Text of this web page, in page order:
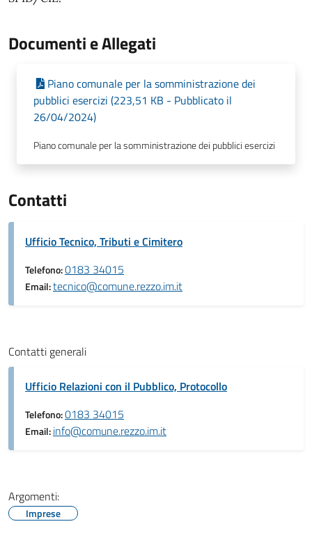
Documenti e Allegati
Piano comunale per la somministrazione dei
pubblici esercizi (223,51 KB - Pubblicato il
26/04/2024)
Piano comunale per la somministrazione dei pubblici esercizi
Contatti
Ufficio Tecnico, Tributi e Cimitero
Telefono:0183 34015
Email:tecnico@comune.rezzo.im.it
Contatti generali
Ufficio Relazioni con il Pubblico, Protocollo
Telefono:0183 34015
Email:info@comune.rezzo.im.it
Argomenti:
Imprese